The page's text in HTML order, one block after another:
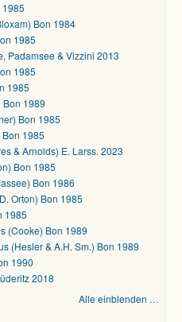
Bon 1984
1985
Padamsee & Vizzini 2013
1985
1985
1989
Bon 1985
1985
& Arnolds) E. Larss. 2023
Bon 1985
Bon 1986
Orton) Bon 1985
1985
(Cooke) Bon 1989
(Hesler & A.H. Sm.) Bon 1989
1990
2018
Alle einblenden …